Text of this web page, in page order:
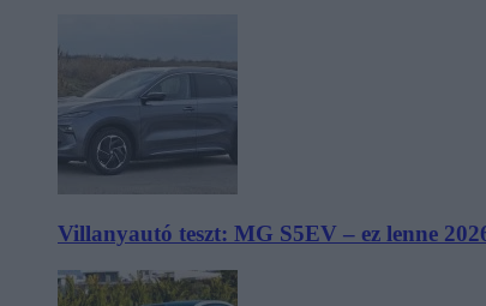
Villanyautó teszt: MG S5EV – ez lenne